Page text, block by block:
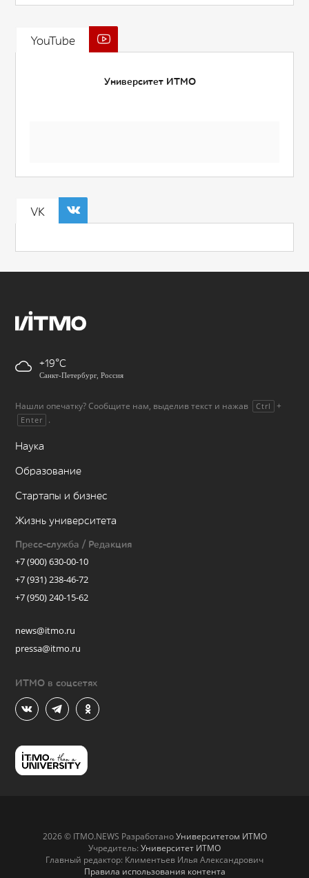
YouTube
Университет ИТМО
VK
+19
Санкт-Петербург, Россия
Нашли опечатку? Сообщите нам, выделив текст и нажав Ctrl +
Enter .
Наука
Образование
Стартапы и бизнес
Жизнь университета
Пресс-служба / Редакция
+7 (900) 630-00-10
+7 (931) 238-46-72
+7 (950) 240-15-62
news@itmo.ru
pressa@itmo.ru
ИТМО в соцсетях
2026 © ITMO.NEWS РазработаноУниверситетом ИТМО
Учредитель: Университет ИТМО
Главный редактор: Климентьев Илья Александрович
Правила использования контента